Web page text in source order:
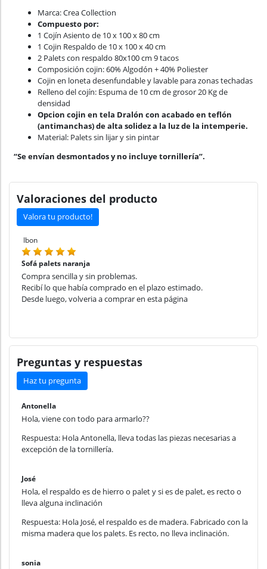
Marca: Crea Collection
Compuesto por:
1 Cojín Asiento de 10 x 100 x 80 cm
1 Cojin Respaldo de 10 x 100 x 40 cm
2 Palets con respaldo 80x100 cm 9 tacos
Composición cojin: 60% Algodón + 40% Poliester
Cojin en loneta desenfundable y lavable para zonas techadas
Relleno del cojín: Espuma de 10 cm de grosor 20 Kg de
densidad
Opcion cojin en tela Dralón con acabado en teflón
(antimanchas) de alta solidez a la luz de la intemperie.
Material: Palets sin lijar y sin pintar
“Se envían desmontados y no incluye tornillería”.
Valoraciones del producto
Valora tu producto!
Ibon
Sofá palets naranja
Compra sencilla y sin problemas.
Recibí lo que había comprado en el plazo estimado.
Desde luego, volveria a comprar en esta página
Preguntas y respuestas
Haz tu pregunta
Antonella
Hola, viene con todo para armarlo??
Respuesta: Hola Antonella, lleva todas las piezas necesarias a
excepción de la tornillería.
José
Hola, el respaldo es de hierro o palet y si es de palet, es recto o
lleva alguna inclinación
Respuesta: Hola José, el respaldo es de madera. Fabricado con la
misma madera que los palets. Es recto, no lleva inclinación.
sonia